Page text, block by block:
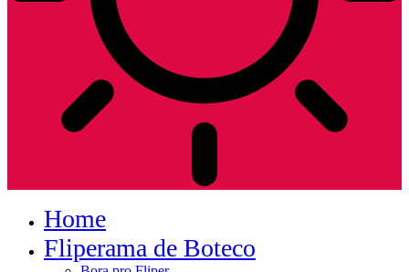
Home
Fliperama de Boteco